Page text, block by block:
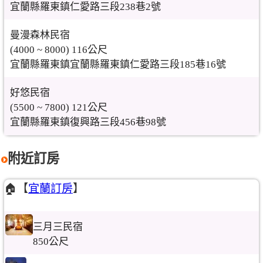
宜蘭縣羅東鎮仁愛路三段238巷2號
曼漫森林民宿
(4000 ~ 8000) 116公尺
宜蘭縣羅東鎮宜蘭縣羅東鎮仁愛路三段185巷16號
好悠民宿
(5500 ~ 7800) 121公尺
宜蘭縣羅東鎮復興路三段456巷98號
附近訂房
🏠【宜蘭訂房】
三月三民宿
850公尺